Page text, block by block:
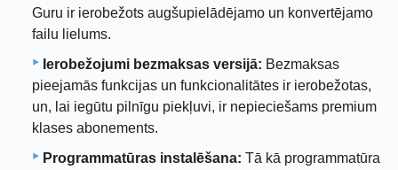
Guru ir ierobežots augšupielādējamo un konvertējamo
failu lielums.
Ierobežojumi bezmaksas versijā: Bezmaksas
pieejamās funkcijas un funkcionalitātes ir ierobežotas,
un, lai iegūtu pilnīgu piekļuvi, ir nepieciešams premium
klases abonements.
Programmatūras instalēšana: Tā kā programmatūra